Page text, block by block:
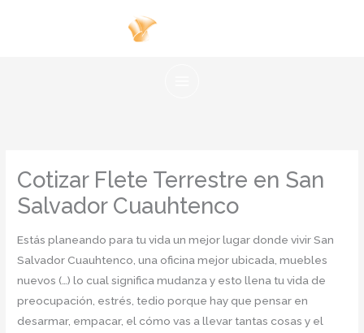
Cotizar Flete Terrestre en San
Salvador Cuauhtenco
Estás planeando para tu vida un mejor lugar donde vivir San
Salvador Cuauhtenco, una oficina mejor ubicada, muebles
nuevos (…) lo cual significa mudanza y esto llena tu vida de
preocupación, estrés, tedio porque hay que pensar en
desarmar, empacar, el cómo vas a llevar tantas cosas y el